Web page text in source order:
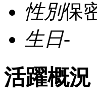
性別保
生日-
活躍概況